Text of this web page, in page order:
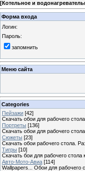
[Котельное и
Форма входа
Логин:
Пароль:
запомнить
Меню сайта
Categories
Пейзажи [42]
Скачать обои для рабочего
Портреты [136]
Скачать обои для рабочего
Сюжеты [23]
Скачать обои рабочего стола.
Тигры [10]
Скачать бои для рабочего
Авто-Мото-Авиа [114]
Wallpapers... Обои для рабочего